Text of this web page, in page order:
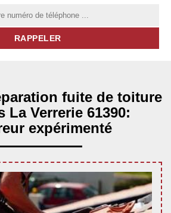
fuite de toiture
La Verrerie 61390:
expérimenté